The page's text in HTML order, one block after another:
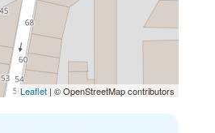
Leaflet | © OpenStreetMap contributors